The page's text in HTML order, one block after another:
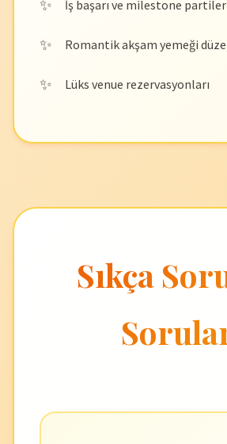
İş başarı ve milestone
Romantik akşam yemeği
Lüks venue rezervasyonları
Sıkça